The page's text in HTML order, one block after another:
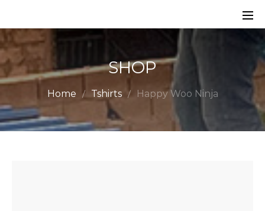
SHOP
Home Tshirts Happy Woo Ninja